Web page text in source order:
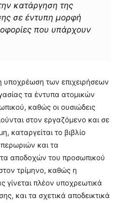
κατάργηση της
σε έντυπη μορφή
που υπάρχουν
υποχρέωση των επιχειρήσεων
τα έντυπα ατομικών
καθώς οι ουσιώδεις
στον εργαζόμενο και σε
καταργείται το βιβλίο
και τα
αποδοχών του προσωπικού
τρίμηνο, καθώς η
γίνεται πλέον υποχρεωτικά
και τα σχετικά αποδεικτικά